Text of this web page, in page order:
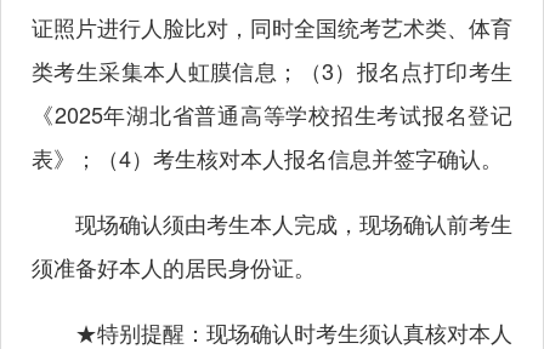
证照片进行人脸比对，同时全国统考艺术类、体育
类考生采集本人虹膜信息；（3）报名点打印考生
《2025年湖北省普通高等学校招生考试报名登记
表》；（4）考生核对本人报名信息并签字确认。
现场确认须由考生本人完成，现场确认前考生
须准备好本人的居民身份证。
★特别提醒：现场确认时考生须认真核对本人